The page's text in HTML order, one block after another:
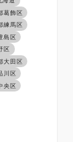
葛飾区
練馬区
島区
区
大田区
川区
央区